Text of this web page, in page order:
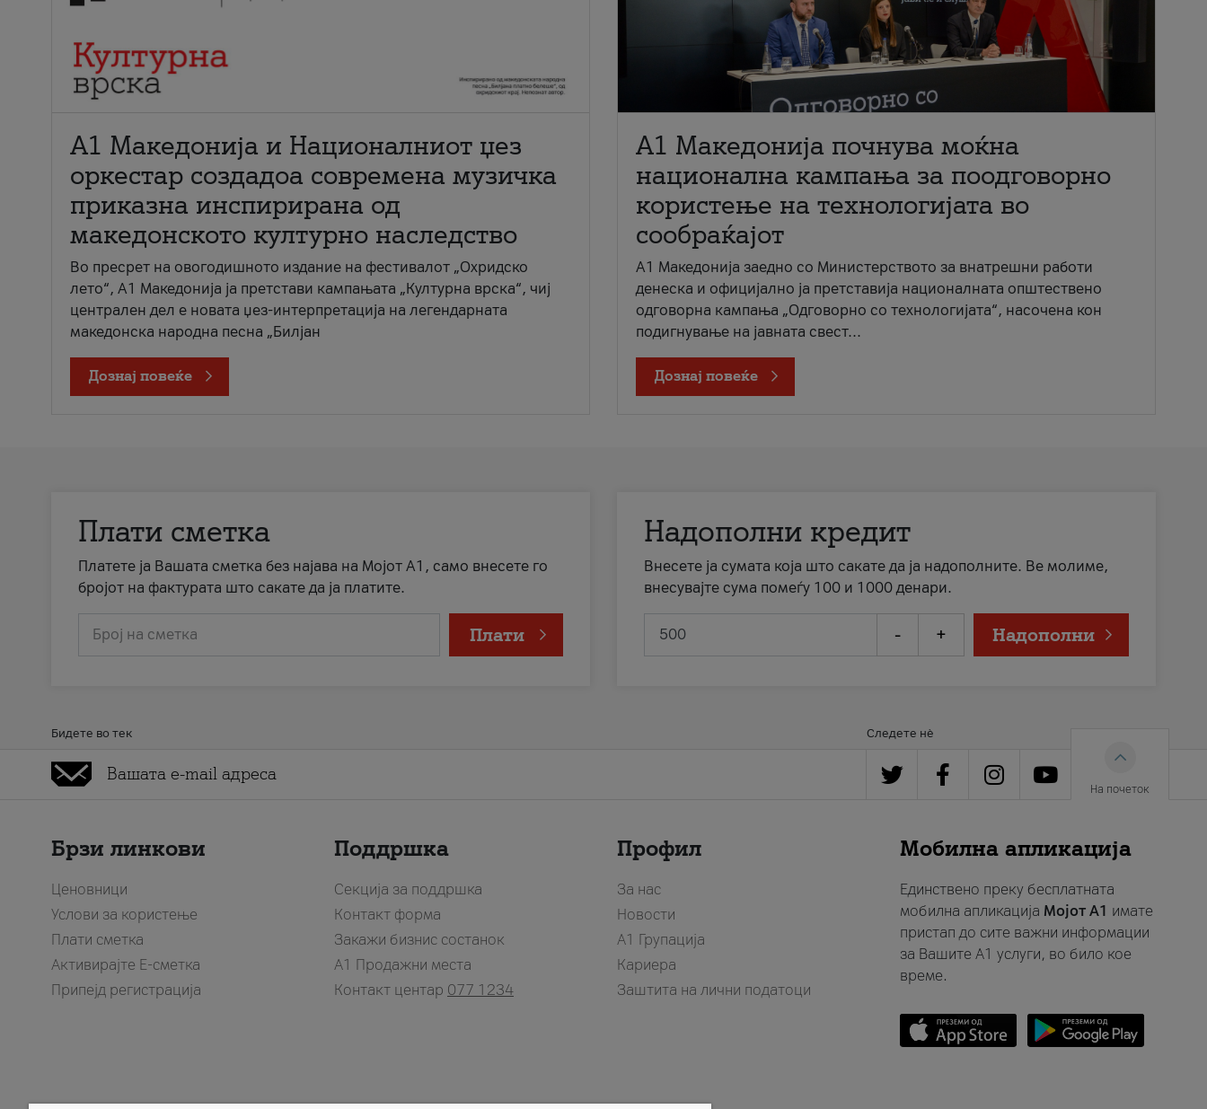
А1 Македонија и Националниот џез
оркестар создадоа современа музичка
приказна инспирирана од
македонското културно наследство
Во пресрет на овогодишното издание на фестивалот „Охридско
лето“, А1 Македонија ја претстави кампањата „Културна врска“, чиј
централен дел е новата џез-интерпретација на легендарната
македонска народна песна „Билјан
Дознај повеќе
A1 Македонија почнува моќна
национална кампања за поодговорно
користење на технологијата во
сообраќајот
A1 Македонија заедно со Министерството за внатрешни работи
денеска и официјално ја претставија националната општествено
одговорна кампања „Одговорно со технологијата“, насочена кон
подигнување на јавната свест...
Дознај повеќе
Плати сметка
Платете ја Вашата сметка без најава на Мојот А1, само внесете го
бројот на фактурата што сакате да ја платите.
Број на сметка Плати
Надополни кредит
Внесете ја сумата која што сакате да ја надополните. Ве молиме,
внесувајте сума помеѓу 100 и 1000 денари.
- + Надополни
Бидете во тек Следете нè
На почеток
Брзи линкови
Ценовници
Услови за користење
Плати сметка
Активирајте Е-сметка
Припејд регистрација
Поддршка
Секција за поддршка
Контакт форма
Закажи бизнис состанок
A1 Продажни места
Контакт центар 077 1234
Профил
За нас
Новости
А1 Групација
Кариера
Заштита на лични податоци
Мобилна апликација
Единствено преку бесплатната
мобилна апликација Мојот A1 имате
пристап до сите важни информации
за Вашите A1 услуги, во било кое
време.